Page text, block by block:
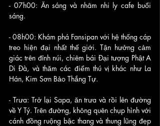
- 07h00: Ăn sáng và nhâm nhi ly cafe buổi
sáng.
- 08h00: Khám phá Fansipan với hệ thống cáp
treo hiện đại nhất thế giới. Tận hưởng cảm
giác trên đỉnh núi, chiêm bái Đại tượng Phật A
Di Đà, và thăm các điểm thú vị khác như La
Hán, Kim Sơn Bảo Thắng Tự.
- Trưa: Trở lại Sapa, ăn trưa và rồi lên đường
về Y Tý. Trên đường, không quên chụp hình với
cánh đồng ruộng bậc thang và thung lũng đẹp